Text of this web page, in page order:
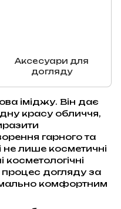
іміджу. Він дає
красу обличчя,
гарного та
не лише косметичні
косметологічні
догляду за
комфортним
Аксесуари для
догляду